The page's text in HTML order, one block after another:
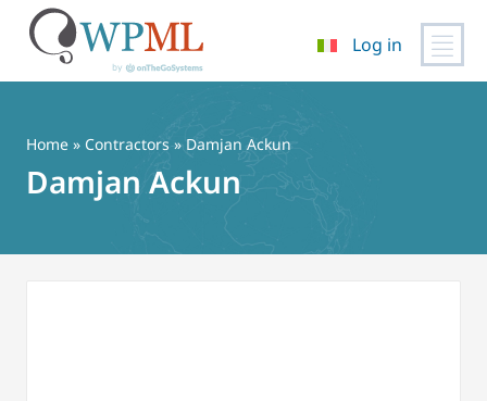
contenuto
Log in
Home » Contractors» Damjan Ackun
Damjan Ackun